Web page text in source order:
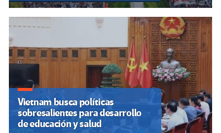
Vietnam busca políticas
sobresalientes para desarrollo
de educación y salud